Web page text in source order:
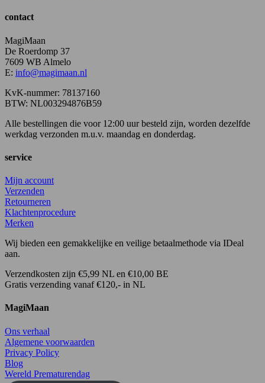
contact
MagiMaan
De Roerdomp 37
7609 WB Almelo
E: info@magimaan.nl
KvK-nummer: 78137160
BTW: NL003294876B59
Alle bestellingen die voor 12:00 uur besteld zijn, worden dezelfde
werkdag verzonden m.u.v. maandag en donderdag.
service
Mijn account
Verzenden
Retourneren
Klachtenprocedure
Merken
Wij bieden een gemakkelijke en veilige betaalmethode via IDeal
aan.
Verzendkosten zijn €5,99 NL en €10,00 BE
Gratis verzending vanaf €120,- in NL
MagiMaan
Ons verhaal
Algemene voorwaarden
Privacy Policy
Blog
Wereld Prematurendag